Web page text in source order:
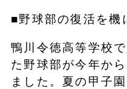
■野球部の復活を機
鴨川令徳高等学校
た野球部が今年か
ました。夏の甲子